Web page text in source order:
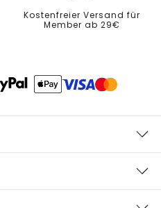
Kostenfreier Versand für
Member ab 29€